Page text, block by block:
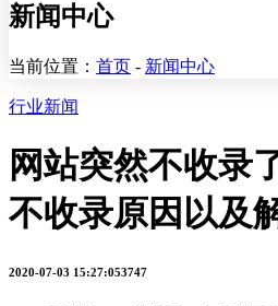
新闻中心
当前位置： 首页 - 新闻中心
行业新闻
网站突然不收录
不收录原因以及
2020-07-03 15:27:053747